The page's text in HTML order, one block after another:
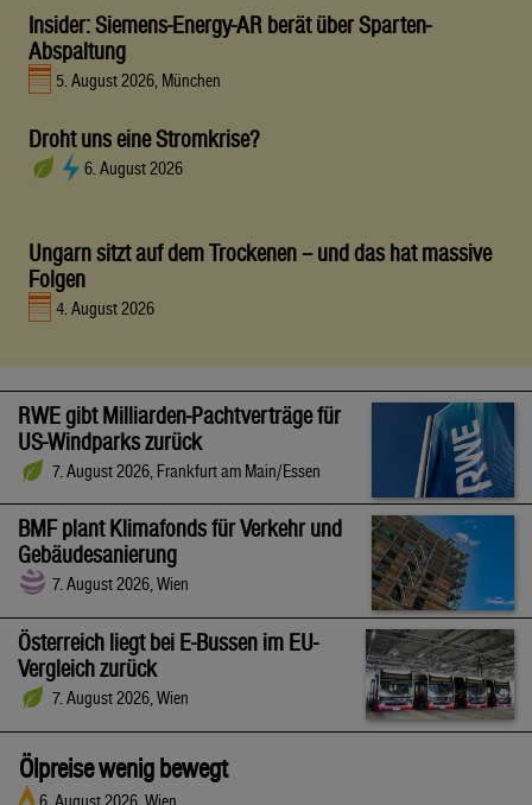
Insider: Siemens-Energy-AR berät über Sparten-
Abspaltung
5. August 2026, München
Droht uns eine Stromkrise?
6. August 2026
Ungarn sitzt auf dem Trockenen – und das hat massive
Folgen
4. August 2026
RWE gibt Milliarden-Pachtverträge für
US-Windparks zurück
7. August 2026, Frankfurt am Main/Essen
BMF plant Klimafonds für Verkehr und
Gebäudesanierung
7. August 2026, Wien
Österreich liegt bei E-Bussen im EU-
Vergleich zurück
7. August 2026, Wien
Ölpreise wenig bewegt